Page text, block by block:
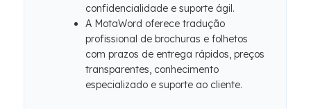
confidencialidade e suporte ágil.
A MotaWord oferece tradução
profissional de brochuras e folhetos
com prazos de entrega rápidos, preços
transparentes, conhecimento
especializado e suporte ao cliente.